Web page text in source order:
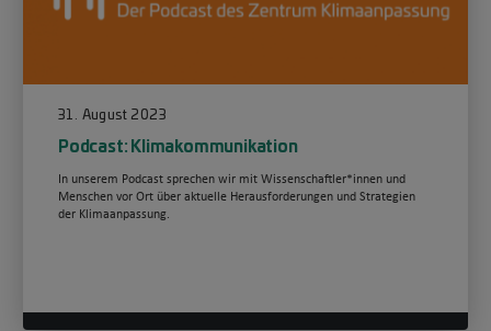
31. August 2023
Podcast: Klimakommunikation
In unserem Podcast sprechen wir mit Wissenschaftler*innen und
Menschen vor Ort über aktuelle Herausforderungen und Strategien
der Klimaanpassung.